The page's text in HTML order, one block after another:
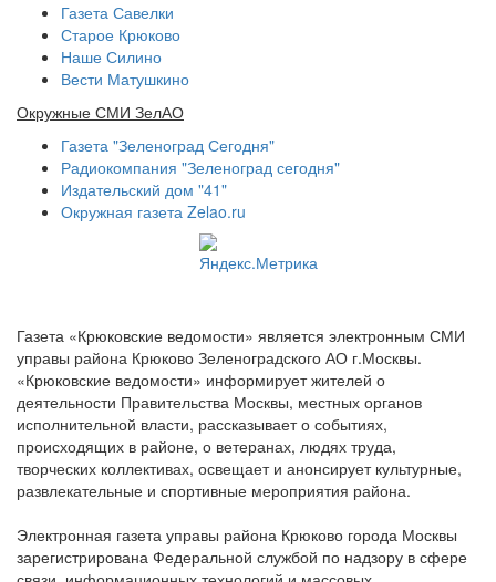
Газета Савелки
Старое Крюково
Наше Силино
Вести Матушкино
Окружные СМИ ЗелАО
Газета "Зеленоград Сегодня"
Радиокомпания "Зеленоград сегодня"
Издательский дом "41"
Окружная газета Zelao.ru
Газета «Крюковские ведомости» является электронным СМИ
управы района Крюково Зеленоградского АО г.Москвы.
«Крюковские ведомости» информирует жителей о
деятельности Правительства Москвы, местных органов
исполнительной власти, рассказывает о событиях,
происходящих в районе, о ветеранах, людях труда,
творческих коллективах, освещает и анонсирует культурные,
развлекательные и спортивные мероприятия района.
Электронная газета управы района Крюково города Москвы
зарегистрирована Федеральной службой по надзору в сфере